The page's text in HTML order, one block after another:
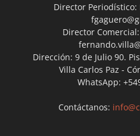
Director Periodístico:
Director
Dirección: 9 de Julio 90.
Villa Carlos Paz -
WhatsApp:
Contáctanos: